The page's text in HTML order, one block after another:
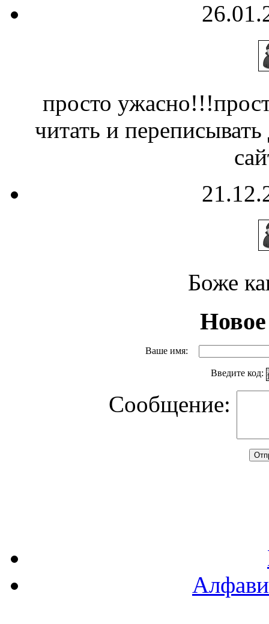
просто
читать и
Боже
Ваше имя:
Введите код:
Сообщение: